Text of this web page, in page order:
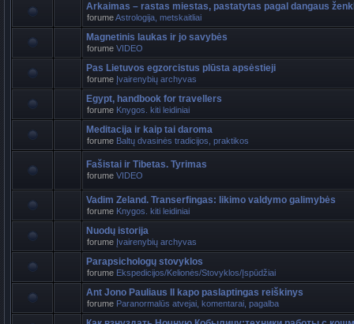
Arkaimas – rastas miestas, pastatytas pagal dangaus
forumeAstrologija, metskaitliai
Magnetinis laukas ir jo savybės
forume VIDEO
Pas Lietuvos egzorcistus plūsta apsėstieji
forume Įvairenybių archyvas
Egypt, handbook for travellers
forume Knygos. kiti leidiniai
Meditacija ir kaip tai daroma
forume Baltų dvasinės tradicijos, praktikos
Fašistai ir Tibetas. Tyrimas
forume VIDEO
Vadim Zeland. Transerfingas: likimo valdymo galimybės
forume Knygos. kiti leidiniai
Nuodų istorija
forume Įvairenybių archyvas
Parapsichologų stovyklos
forume Ekspedicijos/Kelionės/Stovyklos/Įspūdžiai
Ant Jono Pauliaus II kapo paslaptingas reiškinys
forume Paranormalūs atvejai, komentarai, pagalba